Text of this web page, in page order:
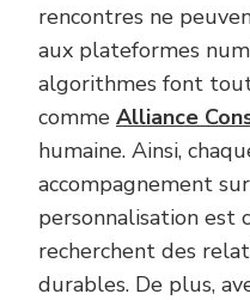
rencontres ne
aux plateformes
algorithmes font
comme Alliance
humaine. Ainsi,
accompagnement
personnalisation est
recherchent des
durables. De plus,